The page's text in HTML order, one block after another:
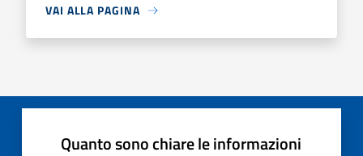
VAI ALLA PAGINA
Quanto sono chiare le informazioni